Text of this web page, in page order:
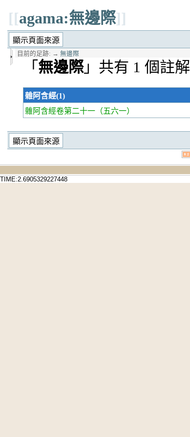
[[agama:無邊際]]
目前的足跡: → 無邊際
「 無邊際」共有 1 個註解
雜阿含經(1)
雜阿含經卷第二十一 （五六一）
TIME:2.6905329227448